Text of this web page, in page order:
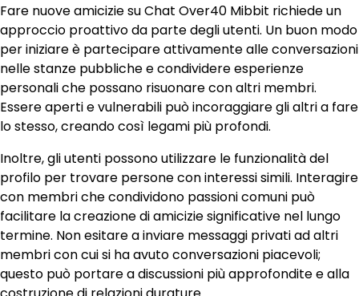
Fare nuove amicizie su Chat Over40 Mibbit richiede un
approccio proattivo da parte degli utenti. Un buon modo
per iniziare è partecipare attivamente alle conversazioni
nelle stanze pubbliche e condividere esperienze
personali che possano risuonare con altri membri.
Essere aperti e vulnerabili può incoraggiare gli altri a fare
lo stesso, creando così legami più profondi.
Inoltre, gli utenti possono utilizzare le funzionalità del
profilo per trovare persone con interessi simili. Interagire
con membri che condividono passioni comuni può
facilitare la creazione di amicizie significative nel lungo
termine. Non esitare a inviare messaggi privati ad altri
membri con cui si ha avuto conversazioni piacevoli;
questo può portare a discussioni più approfondite e alla